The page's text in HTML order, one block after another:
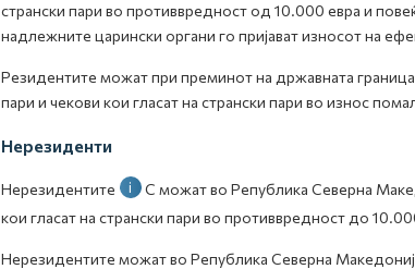
странски пари во противвредност од 10.000 евра и
надлежните царински органи го пријават износот на
Резидентите можат при преминот на државната граница
пари и чекови кои гласат на странски пари во износ
Нерезиденти
Нерезидентите i С можат во Република Северна
кои гласат на странски пари во противвредност до
Нерезидентите можат во Република Северна